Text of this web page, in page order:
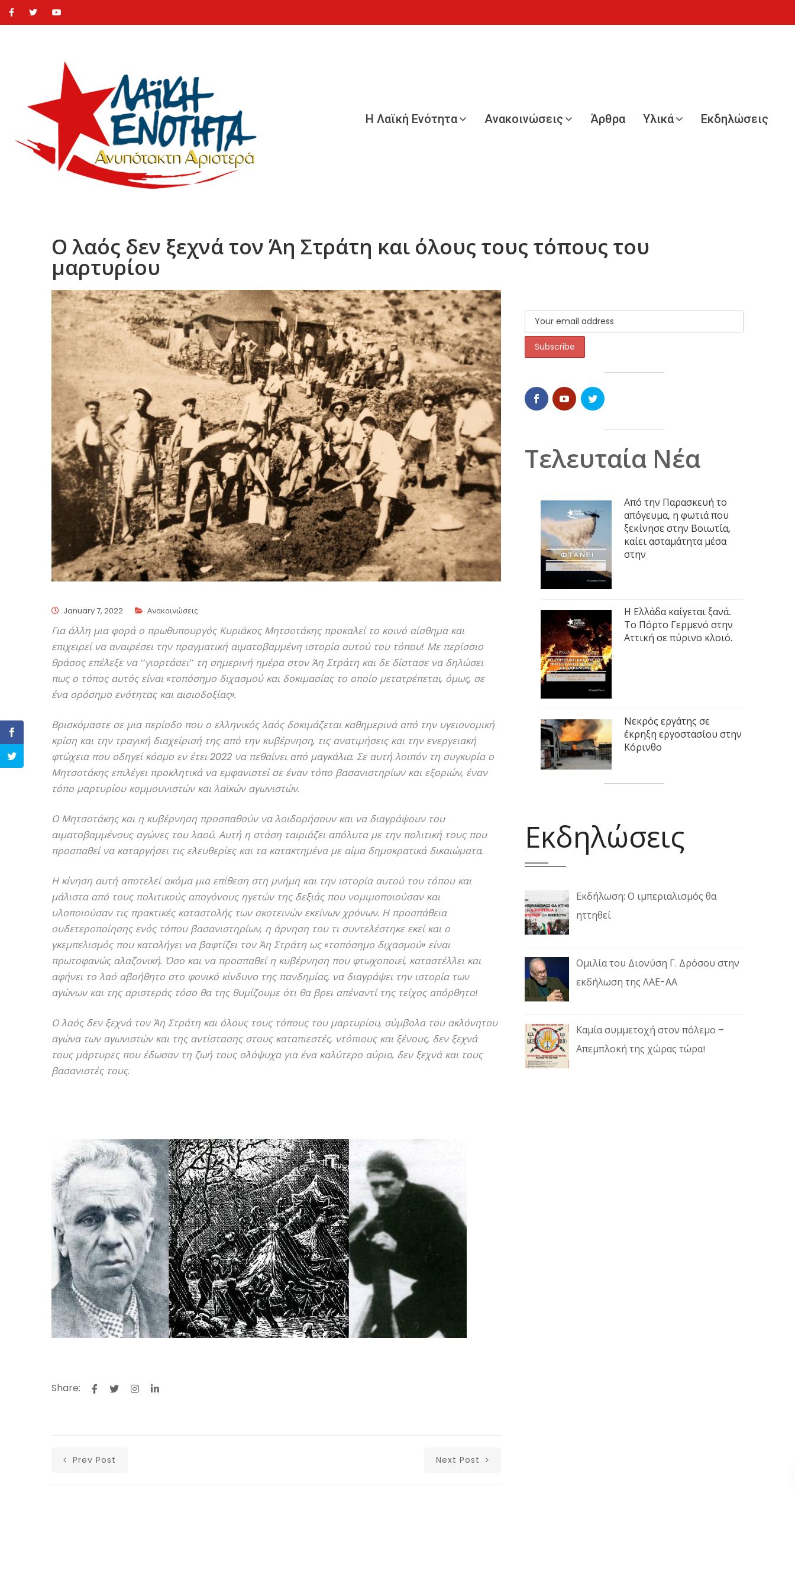
Η Λαϊκή Ενότητα Ανακοινώσεις Άρθρα Υλικά Εκδηλώσεις
Ο λαός δεν ξεχνά τον Άη Στράτη και όλους τους τόπους του
μαρτυρίου
January 7, 2022 Ανακοινώσεις
Για άλλη μια φορά ο πρωθυπουργός Κυριάκος Μητσοτάκης προκαλεί το κοινό αίσθημα και
επιχειρεί να αναιρέσει την πραγματική αιματοβαμμένη ιστορία αυτού του τόπου! Με περίσσιο
θράσος επέλεξε να ‘’γιορτάσει’’ τη σημερινή ημέρα στον Άη Στράτη και δε δίστασε να δηλώσει
πως ο τόπος αυτός είναι «τοπόσημο διχασμού και δοκιμασίας το οποίο μετατρέπεται, όμως, σε
ένα ορόσημο ενότητας και αισιοδοξίας».
Βρισκόμαστε σε μια περίοδο που ο ελληνικός λαός δοκιμάζεται καθημερινά από την υγειονομική
κρίση και την τραγική διαχείρισή της από την κυβέρνηση, τις ανατιμήσεις και την ενεργειακή
φτώχεια που οδηγεί κόσμο εν έτει 2022 να πεθαίνει από μαγκάλια. Σε αυτή λοιπόν τη συγκυρία ο
Μητσοτάκης επιλέγει προκλητικά να εμφανιστεί σε έναν τόπο βασανιστηρίων και εξοριών, έναν
τόπο μαρτυρίου κομμουνιστών και λαϊκών αγωνιστών.
Ο Μητσοτάκης και η κυβέρνηση προσπαθούν να λοιδορήσουν και να διαγράψουν του
αιματοβαμμένους αγώνες του λαού. Αυτή η στάση ταιριάζει απόλυτα με την πολιτική τους που
προσπαθεί να καταργήσει τις ελευθερίες και τα κατακτημένα με αίμα δημοκρατικά δικαιώματα.
Η κίνηση αυτή αποτελεί ακόμα μια επίθεση στη μνήμη και την ιστορία αυτού του τόπου και
μάλιστα από τους πολιτικούς απογόνους ηγετών της δεξιάς που νομιμοποιούσαν και
υλοποιούσαν τις πρακτικές καταστολής των σκοτεινών εκείνων χρόνων. Η προσπάθεια
ουδετεροποίησης ενός τόπου βασανιστηρίων, η άρνηση του τι συντελέστηκε εκεί και ο
γκεμπελισμός που καταλήγει να βαφτίζει τον Άη Στράτη ως «τοπόσημο διχασμού» είναι
πρωτοφανώς αλαζονική. Όσο και να προσπαθεί η κυβέρνηση που φτωχοποιεί, καταστέλλει και
αφήνει το λαό αβοήθητο στο φονικό κίνδυνο της πανδημίας, να διαγράψει την ιστορία των
αγώνων και της αριστεράς τόσο θα της θυμίζουμε ότι θα βρει απέναντί της τείχος απόρθητο!
Ο λαός δεν ξεχνά τον Άη Στράτη και όλους τους τόπους του μαρτυρίου, σύμβολα του ακλόνητου
αγώνα των αγωνιστών και της αντίστασης στους καταπιεστές, ντόπιους και ξένους, δεν ξεχνά
τους μάρτυρες που έδωσαν τη ζωή τους ολόψυχα για ένα καλύτερο αύριο, δεν ξεχνά και τους
βασανιστές τους.
Share:
Prev Post Next Post
Τελευταία Νέα
Από την Παρασκευή το
απόγευμα, η φωτιά που
ξεκίνησε στην Βοιωτία,
καίει ασταμάτητα μέσα
στην
Η Ελλάδα καίγεται ξανά.
Το Πόρτο Γερμενό στην
Αττική σε πύρινο κλοιό.
Νεκρός εργάτης σε
έκρηξη εργοστασίου στην
Κόρινθο
Εκδηλώσεις
Εκδήλωση: Ο ιμπεριαλισμός θα
ηττηθεί
Ομιλία του Διονύση Γ. Δρόσου στην
εκδήλωση της ΛΑΕ-ΑΑ
Καμία συμμετοχή στον πόλεμο –
Απεμπλοκή της χώρας τώρα!